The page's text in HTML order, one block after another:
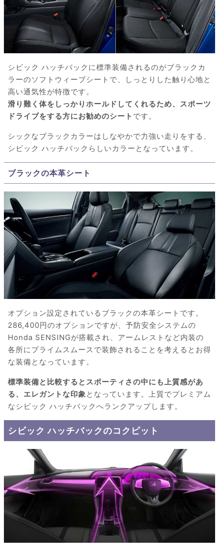
シビック ハッチバックに標準装備されるのがブラックカ
ラーのソフトウィーブシートで、しっとりした触り心地と
高い通気性が特徴です。
滑り難く体をしっかりホールドしてくれるため、スポーツ
ドライブをする方にお勧めのシート です。
シックなブラックカラーはしなやかで力強い走りをする、
シビック ハッチバックらしいカラーとなっています。
ブラックの本革シート
オプション設定されているブラックの本革シートです。
286,400円のオプションですが、予防安全システムの
Honda SENSINGが搭載され、アームレストなど内装の
各所にプライムスムースで装飾されることを考えるとお得
な装備となっています。
標準装備と比較するとスポーティさの中にも上質感があ
る、エレガントな印象となっています。上質でプレミアム
なシビック ハッチバックへランクアップします。
シビック ハッチバックのコクピット